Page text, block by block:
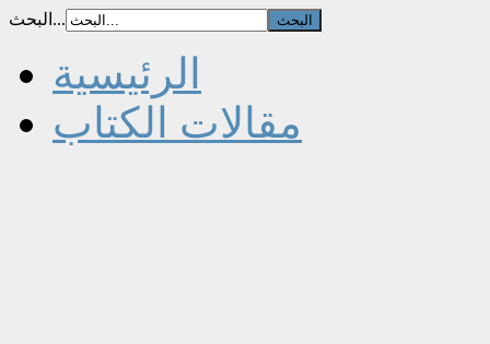
البحث...
الرئيسية
مقالات الكتاب